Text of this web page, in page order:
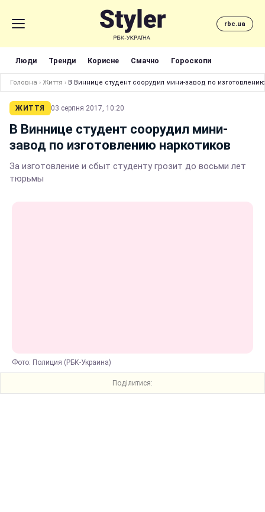
rbc.ua
Люди Тренди Корисне Смачно Гороскопи
Головна › Життя › В Виннице студент соорудил мини-завод по
ЖИТТЯ 03 серпня 2017, 10:20
В Виннице студент соорудил мини-
завод по изготовлению наркотиков
За изготовление и сбыт студенту грозит до восьми лет
тюрьмы
Фото: Полиция (РБК-Украина)
Поділитися: